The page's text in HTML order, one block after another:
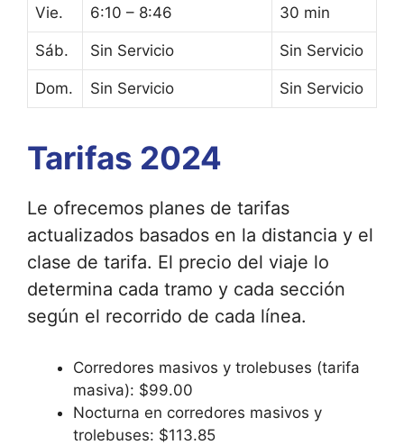
Vie. 6:10 – 8:46 30 min
Sáb. Sin Servicio Sin Servicio
Dom. Sin Servicio Sin Servicio
Tarifas 2024
Le ofrecemos planes de tarifas
actualizados basados ​​en la distancia y el
clase de tarifa. El precio del viaje lo
determina cada tramo y cada sección
según el recorrido de cada línea.
Corredores masivos y trolebuses (tarifa
masiva): $99.00
Nocturna en corredores masivos y
trolebuses: $113.85